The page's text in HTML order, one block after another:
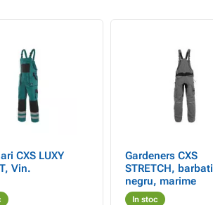
CXS LUXY
Vin.
Gardeners CXS
STRETCH,
negru, marime
In stoc